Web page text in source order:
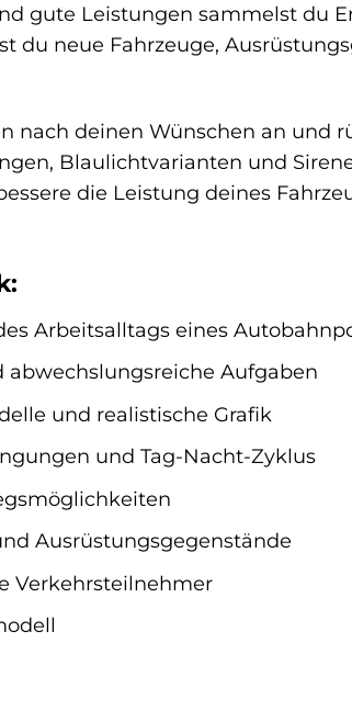
gute Leistungen sammelst du
du neue Fahrzeuge,
nach deinen Wünschen an und
Blaulichtvarianten und
die Leistung deines
Arbeitsalltags eines
abwechslungsreiche Aufgaben
und realistische Grafik
und Tag-Nacht-Zyklus
Ausrüstungsgegenstände
Verkehrsteilnehmer